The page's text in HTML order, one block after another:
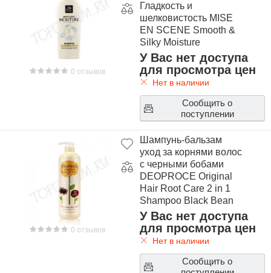
0 отзывов
Гладкость и
шелковистость MISE
EN SCENE Smooth &
Silky Moisture
Shampoo 780 ml
У Вас нет доступа
для просмотра цен
Нет в наличии
Сообщить о
поступлении
0 отзывов
Шампунь-бальзам
уход за корнями волос
с черными бобами
DEOPROCE Original
Hair Root Care 2 in 1
Shampoo Black Bean
У Вас нет доступа
для просмотра цен
Нет в наличии
Сообщить о